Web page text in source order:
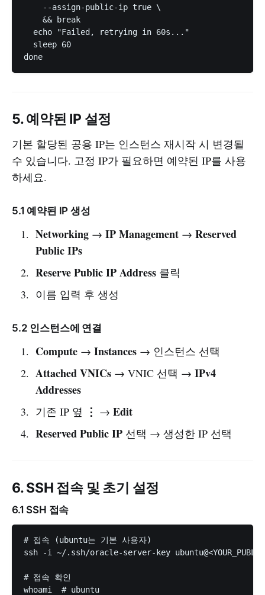
    --assign-public-ip true \
    && break
  echo "Failed, retrying in 60s..."
  sleep 60
5. 예약된 IP 설정
기본 할당된 공용 IP는 인스턴스 재시작 시 변경될
수 있습니다. 고정 IP가 필요하면 예약된 IP를 사용
하세요.
5.1 예약된 IP 생성
Networking→ IP Management→ Reserved
Public IPs
Reserve Public IP Address클릭
이름 입력 후 생성
5.2 인스턴스에 연결
Compute→ Instances→ 인스턴스 선택
Attached VNICs→ VNIC 선택 → IPv4
Addresses
기존 IP 옆 ⋮ → Edit
Reserved Public IP선택 → 생성한 IP 선택
6. SSH 접속 및 초기 설정
6.1 SSH 접속
# 접속 (ubuntu는 기본 사용자)
ssh -i ~/.ssh/oracle-server-key
# 접속 확인
whoami  # ubuntu